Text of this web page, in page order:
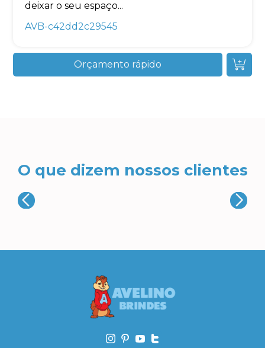
deixar o seu espaço...
AVB-c42dd2c29545
Orçamento rápido
O que dizem nossos clientes